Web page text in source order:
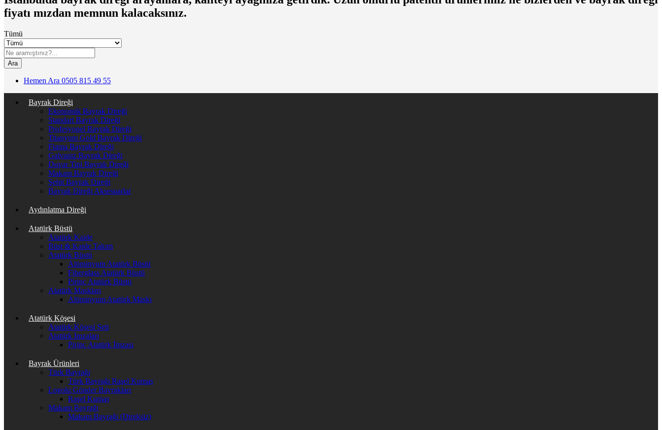
fiyatı mızdan memnun kalacaksınız.
Tümü
Ara
Hemen Ara 0505 815 49 55
Bayrak Direği
Ekonomik Bayrak Direği
Standart Bayrak Direği
Profesyonel Bayrak Direği
Titanyum Gold Bayrak Direği
Flama Bayrak Direği
Galvaniz Bayrak Direği
Duvar Tipi Bayrak Direği
Makam Bayrak Direği
Şehit Bayrak Direği
Bayrak Direği Aksesuarlar
Aydınlatma Direği
Atatürk Büstü
Atatürk Kaide
Büst & Kaide Takım
Atatürk Büstü
Alüminyum Atatürk Büstü
Fiberglass Atatürk Büstü
Pirinç Atatürk Büstü
Atatürk Maskları
Alüminyum Atatürk Maskı
Atatürk Köşesi
Atatürk Köşesi Seti
Atatürk İmzaları
Pirinç Atatürk İmzası
Bayrak Ürünleri
Türk Bayrağı
Türk Bayrağı Raşel Kumaş
Logolu Gönder Bayrakları
Raşel Kumaş
Makam Bayrağı
Makam Bayrağı (Direksiz)